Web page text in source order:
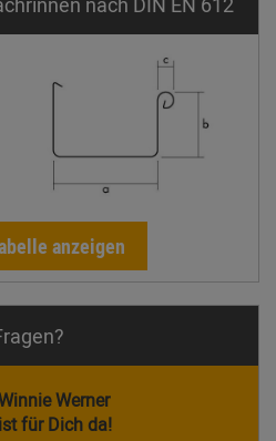
anzeigen
Werner
ist für Dich da!